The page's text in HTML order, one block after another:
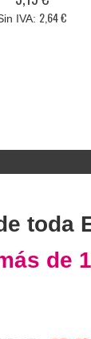
2,64 €
toda
de